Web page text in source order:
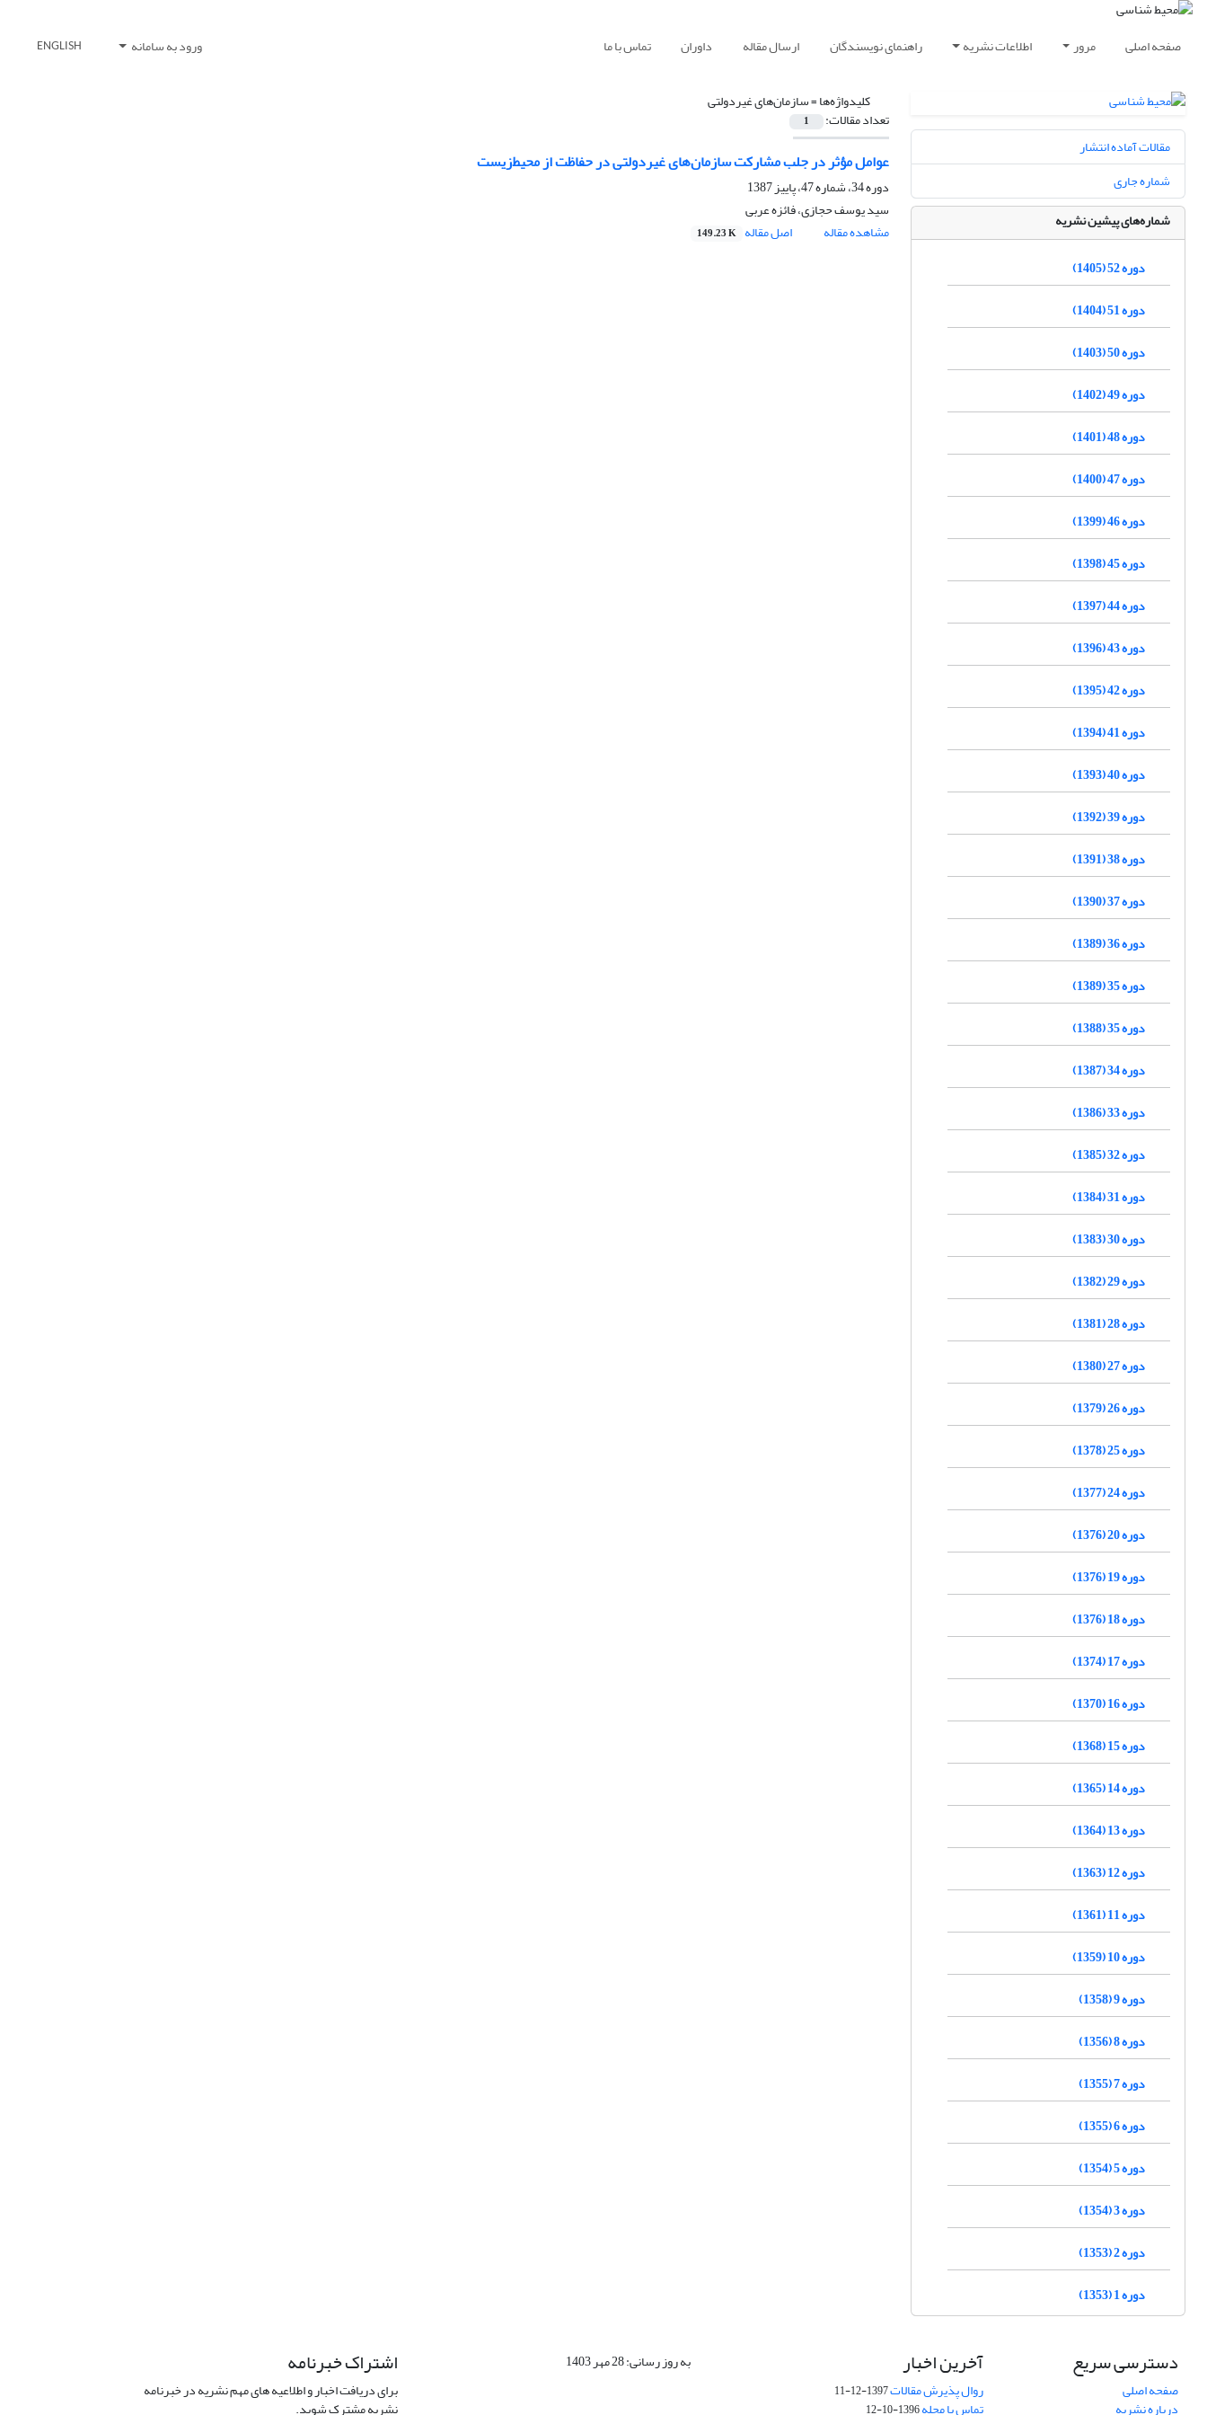
صفحه اصلی مرور اطلاعات نشریه راهنمای نویسندگان ارسال مقاله داوران تماس با ما ورود به سامانه ENGLISH
کلیدواژه‌ها =سازمان‌های غیردولتی
تعداد مقالات: 1
عوامل مؤثر در جلب مشارکت سازمان‌های غیردولتی در حفاظت از محیط‌زیست
دوره 34، شماره 47، پاییز 1387
سید یوسف حجازی، فائزه عربی
مشاهده مقاله
اصل مقاله 149.23 K
مقالات آماده انتشار
شماره جاری
شماره‌های پیشین نشریه
دوره 52 (1405)
دوره 51 (1404)
دوره 50 (1403)
دوره 49 (1402)
دوره 48 (1401)
دوره 47 (1400)
دوره 46 (1399)
دوره 45 (1398)
دوره 44 (1397)
دوره 43 (1396)
دوره 42 (1395)
دوره 41 (1394)
دوره 40 (1393)
دوره 39 (1392)
دوره 38 (1391)
دوره 37 (1390)
دوره 36 (1389)
دوره 35 (1389)
دوره 35 (1388)
دوره 34 (1387)
دوره 33 (1386)
دوره 32 (1385)
دوره 31 (1384)
دوره 30 (1383)
دوره 29 (1382)
دوره 28 (1381)
دوره 27 (1380)
دوره 26 (1379)
دوره 25 (1378)
دوره 24 (1377)
دوره 20 (1376)
دوره 19 (1376)
دوره 18 (1376)
دوره 17 (1374)
دوره 16 (1370)
دوره 15 (1368)
دوره 14 (1365)
دوره 13 (1364)
دوره 12 (1363)
دوره 11 (1361)
دوره 10 (1359)
دوره 9 (1358)
دوره 8 (1356)
دوره 7 (1355)
دوره 6 (1355)
دوره 5 (1354)
دوره 3 (1354)
دوره 2 (1353)
دوره 1 (1353)
دسترسی سریع
صفحه اصلی
درباره نشریه
آخرین اخبار
روال پذیرش مقالات1397-12-11
تماس با مجله1396-10-12
به روز رسانی: 28 مهر 1403 اشتراک خبرنامه
برای دریافت اخبار و اطلاعیه های مهم نشریه در خبرنامه
نشریه مشترک شوید.